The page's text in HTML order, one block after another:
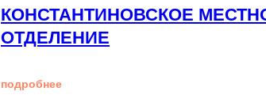
КОНСТАНТИНОВСКОЕ
ОТДЕЛЕНИЕ
подробнее